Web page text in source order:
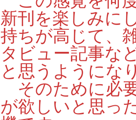
新刊を楽しみに
持ちが高じて、
タビュー記事な
と思うようにな
そのために必
が欲しいと思っ